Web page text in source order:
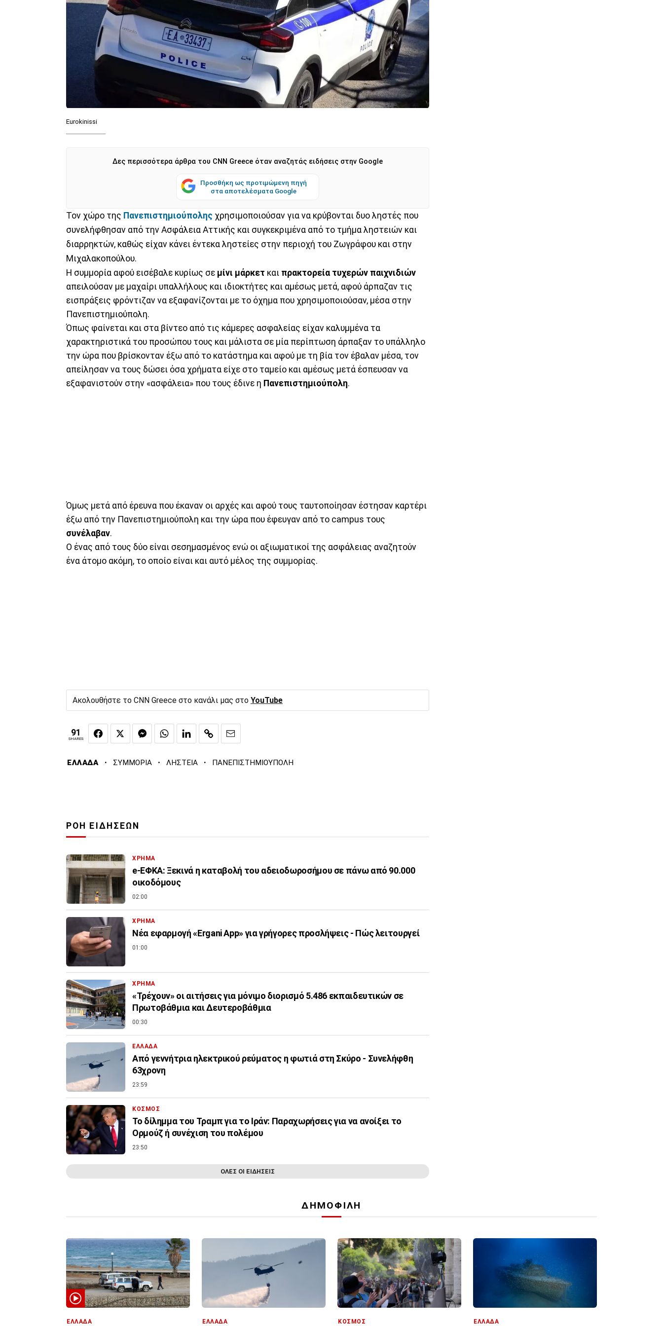
Eurokinissi
Δες περισσότερα άρθρα του CNN Greece όταν αναζητάς ειδήσεις στην Google
Προσθήκη ως προτιμώμενη πηγή
στα αποτελέσματα Google
Τον χώρο της Πανεπιστημιούπολης χρησιμοποιούσαν για να κρύβονται δυο ληστές που
συνελήφθησαν από την Ασφάλεια Αττικής και συγκεκριμένα από το τμήμα ληστειών και
διαρρηκτών, καθώς είχαν κάνει έντεκα ληστείες στην περιοχή του Ζωγράφου και στην
Μιχαλακοπούλου.
Η συμμορία αφού εισέβαλε κυρίως σε μίνι μάρκετ και πρακτορεία τυχερών παιχνιδιών
απειλούσαν με μαχαίρι υπαλλήλους και ιδιοκτήτες και αμέσως μετά, αφού άρπαζαν τις
εισπράξεις φρόντιζαν να εξαφανίζονται με το όχημα που χρησιμοποιούσαν, μέσα στην
Πανεπιστημιούπολη.
Όπως φαίνεται και στα βίντεο από τις κάμερες ασφαλείας είχαν καλυμμένα τα
χαρακτηριστικά του προσώπου τους και μάλιστα σε μία περίπτωση άρπαξαν το υπάλληλο
την ώρα που βρίσκονταν έξω από το κατάστημα και αφού με τη βία τον έβαλαν μέσα, τον
απείλησαν να τους δώσει όσα χρήματα είχε στο ταμείο και αμέσως μετά έσπευσαν να
εξαφανιστούν στην «ασφάλεια» που τους έδινε η Πανεπιστημιούπολη.
Όμως μετά από έρευνα που έκαναν οι αρχές και αφού τους ταυτοποίησαν έστησαν καρτέρι
έξω από την Πανεπιστημιούπολη και την ώρα που έφευγαν από το campus τους
συνέλαβαν.
Ο ένας από τους δύο είναι σεσημασμένος ενώ οι αξιωματικοί της ασφάλειας αναζητούν
ένα άτομο ακόμη, το οποίο είναι και αυτό μέλος της συμμορίας.
Ακολουθήστε το CNN Greece στο κανάλι μας στο YouTube
91
SHARES
ΕΛΛΑΔΑ · ΣΥΜΜΟΡΙΑ · ΛΗΣΤΕΙΑ · ΠΑΝΕΠΙΣΤΗΜΙΟΥΠΟΛΗ
ΡΟΗ ΕΙΔΗΣΕΩΝ
ΧΡΗΜΑ
e-ΕΦΚΑ: Ξεκινά η καταβολή του αδειοδωροσήμου σε πάνω από 90.000
οικοδόμους
02:00
ΧΡΗΜΑ
Νέα εφαρμογή «Ergani App» για γρήγορες προσλήψεις - Πώς λειτουργεί
01:00
ΧΡΗΜΑ
«Τρέχουν» οι αιτήσεις για μόνιμο διορισμό 5.486 εκπαιδευτικών σε
Πρωτοβάθμια και Δευτεροβάθμια
00:30
ΕΛΛΑΔΑ
Από γεννήτρια ηλεκτρικού ρεύματος η φωτιά στη Σκύρο - Συνελήφθη
63χρονη
23:59
ΚΟΣΜΟΣ
Το δίλημμα του Τραμπ για το Ιράν: Παραχωρήσεις για να ανοίξει το
Ορμούζ ή συνέχιση του πολέμου
23:50
ΟΛΕΣ ΟΙ ΕΙΔΗΣΕΙΣ
ΔΗΜΟΦΙΛΗ
ΕΛΛΑΔΑ ΕΛΛΑΔΑ ΚΟΣΜΟΣ ΕΛΛΑΔΑ